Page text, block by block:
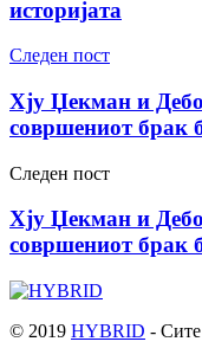
историјата
Следен пост
Хју Џекман и
совршениот брак
Следен пост
Хју Џекман и
совршениот брак
© 2019 HYBRID - Сите